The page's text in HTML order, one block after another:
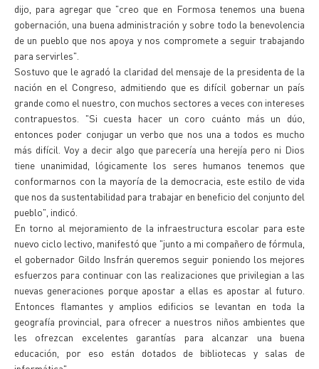
dijo, para agregar que "creo que en Formosa tenemos una buena
gobernación, una buena administración y sobre todo la benevolencia
de un pueblo que nos apoya y nos compromete a seguir trabajando
para servirles".
Sostuvo que le agradó la claridad del mensaje de la presidenta de la
nación en el Congreso, admitiendo que es difícil gobernar un país
grande como el nuestro, con muchos sectores a veces con intereses
contrapuestos. "Si cuesta hacer un coro cuánto más un dúo,
entonces poder conjugar un verbo que nos una a todos es mucho
más difícil. Voy a decir algo que parecería una herejía pero ni Dios
tiene unanimidad, lógicamente los seres humanos tenemos que
conformarnos con la mayoría de la democracia, este estilo de vida
que nos da sustentabilidad para trabajar en beneficio del conjunto del
pueblo", indicó.
En torno al mejoramiento de la infraestructura escolar para este
nuevo ciclo lectivo, manifestó que "junto a mi compañero de fórmula,
el gobernador Gildo Insfrán queremos seguir poniendo los mejores
esfuerzos para continuar con las realizaciones que privilegian a las
nuevas generaciones porque apostar a ellas es apostar al futuro.
Entonces flamantes y amplios edificios se levantan en toda la
geografía provincial, para ofrecer a nuestros niños ambientes que
les ofrezcan excelentes garantías para alcanzar una buena
educación, por eso están dotados de bibliotecas y salas de